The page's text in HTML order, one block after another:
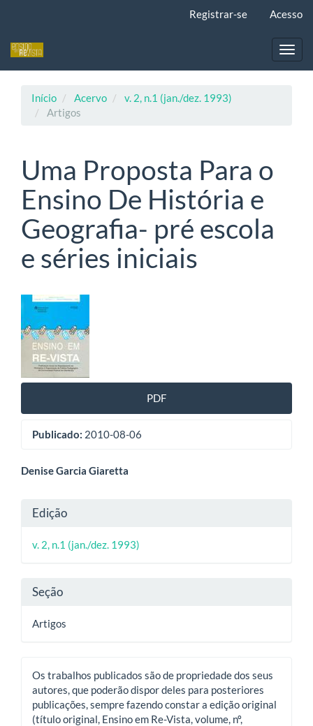
principal
Registrar-se Acesso
Início Acervo
v. 2, n.1 (jan./dez. 1993)
Artigos
Uma Proposta Para o
Ensino De História e
Geografia- pré escola
e séries iniciais
Barra
lateral
de
artigos
PDF
Publicado: 2010-08-06
Conteúdo
artigo
principal
Denise Garcia Giaretta
Detalhes
do
artigo
Edição
v. 2, n.1 (jan./dez. 1993)
Seção
Artigos
Os trabalhos publicados são de propriedade dos seus
autores, que poderão dispor deles para posteriores
publicações, sempre fazendo constar a edição original
(título original, Ensino em Re-Vista, volume, nº,